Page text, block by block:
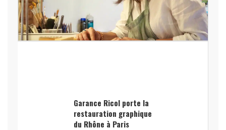
Garance Ricol porte la
restauration graphique
du Rhône à Paris